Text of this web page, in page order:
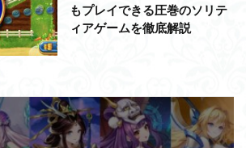
もプレイできる圧巻のソリテ
ィアゲームを徹底解説